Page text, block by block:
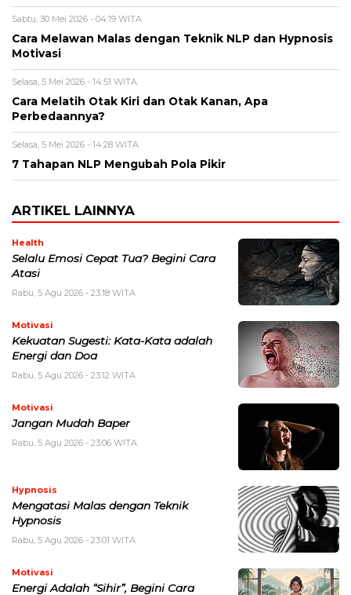
Sabtu, 30 Mei 2026 - 04:19 WITA
Cara Melawan Malas dengan Teknik NLP dan Hypnosis
Motivasi
Selasa, 5 Mei 2026 - 14:51 WITA
Cara Melatih Otak Kiri dan Otak Kanan, Apa
Perbedaannya?
Selasa, 5 Mei 2026 - 14:28 WITA
7 Tahapan NLP Mengubah Pola Pikir
ARTIKEL LAINNYA
Health
Selalu Emosi Cepat Tua? Begini Cara
Atasi
Rabu, 5 Agu 2026 - 23:18 WITA
Motivasi
Kekuatan Sugesti: Kata-Kata adalah
Energi dan Doa
Rabu, 5 Agu 2026 - 23:12 WITA
Motivasi
Jangan Mudah Baper
Rabu, 5 Agu 2026 - 23:06 WITA
Hypnosis
Mengatasi Malas dengan Teknik
Hypnosis
Rabu, 5 Agu 2026 - 23:01 WITA
Motivasi
Energi Adalah “Sihir”, Begini Cara